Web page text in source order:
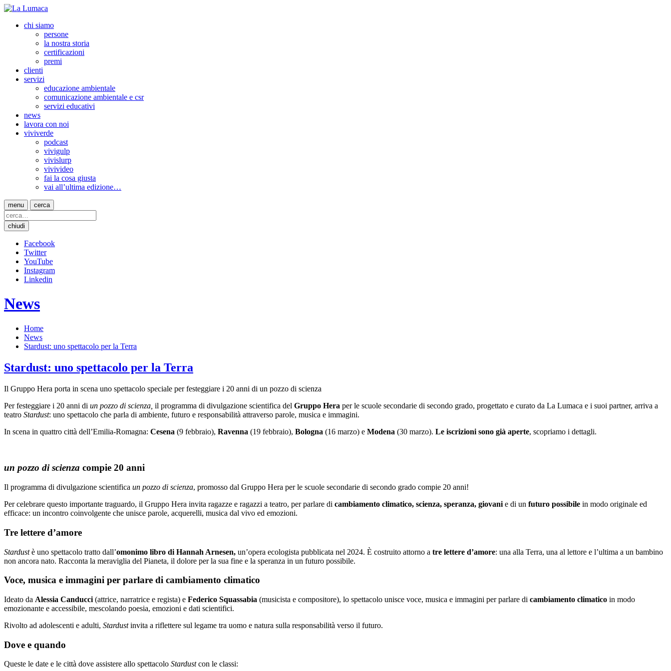
chi siamo
persone
la nostra storia
certificazioni
premi
clienti
servizi
educazione ambientale
comunicazione ambientale e csr
servizi educativi
news
lavora con noi
viviverde
podcast
vivigulp
vivislurp
vivivideo
fai la cosa giusta
vai all’ultima edizione…
menu cerca
chiudi
Facebook
Twitter
YouTube
Instagram
Linkedin
News
Home
News
Stardust: uno spettacolo per la Terra
Stardust: uno spettacolo per la Terra
Il Gruppo Hera porta in scena uno spettacolo speciale per festeggiare i 20 anni di un pozzo di scienza
Per festeggiare i 20 anni di un pozzo di scienza, il programma di divulgazione scientifica del Gruppo Hera per le scuole secondarie di secondo grado, progettato e curato da La Lumaca e i suoi partner, arriva a
teatro Stardust: uno spettacolo che parla di ambiente, futuro e responsabilità attraverso parole, musica e immagini.
In scena in quattro città dell’Emilia-Romagna: Cesena (9 febbraio), Ravenna (19 febbraio), Bologna (16 marzo) e Modena (30 marzo). Le iscrizioni sono già aperte, scopriamo i dettagli.
un pozzo di scienza compie 20 anni
Il programma di divulgazione scientifica un pozzo di scienza, promosso dal Gruppo Hera per le scuole secondarie di secondo grado compie 20 anni!
Per celebrare questo importante traguardo, il Gruppo Hera invita ragazze e ragazzi a teatro, per parlare di cambiamento climatico, scienza, speranza, giovani e di un futuro possibile in modo originale ed
efficace: un incontro coinvolgente che unisce parole, acquerelli, musica dal vivo ed emozioni.
Tre lettere d’amore
Stardustè uno spettacolo tratto dall’omonimo libro di Hannah Arnesen, un’opera ecologista pubblicata nel 2024. È costruito attorno a tre lettere d’amore: una alla Terra, una al lettore e l’ultima a un bambino
non ancora nato. Racconta la meraviglia del Pianeta, il dolore per la sua fine e la speranza in un futuro possibile.
Voce, musica e immagini per parlare di cambiamento climatico
Ideato da Alessia Canducci (attrice, narratrice e regista) e Federico Squassabia (musicista e compositore), lo spettacolo unisce voce, musica e immagini per parlare di cambiamento climatico in modo
emozionante e accessibile, mescolando poesia, emozioni e dati scientifici.
Rivolto ad adolescenti e adulti, Stardustinvita a riflettere sul legame tra uomo e natura sulla responsabilità verso il futuro.
Dove e quando
Queste le date e le città dove assistere allo spettacolo Stardustcon le classi: